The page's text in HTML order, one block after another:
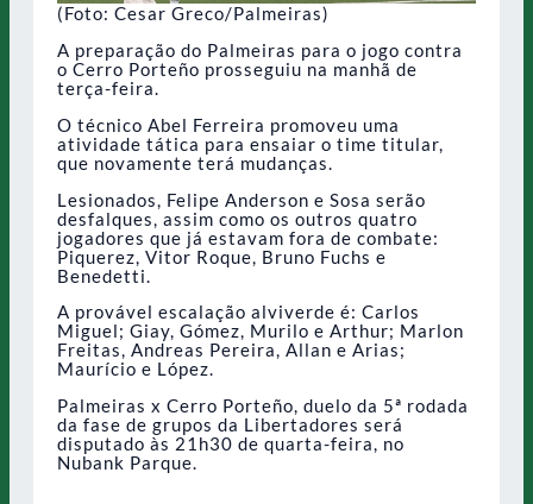
(Foto: Cesar Greco/Palmeiras)
A preparação do Palmeiras para o jogo contra
o Cerro Porteño prosseguiu na manhã de
terça-feira.
O técnico Abel Ferreira promoveu uma
atividade tática para ensaiar o time titular,
que novamente terá mudanças.
Lesionados, Felipe Anderson e Sosa serão
desfalques, assim como os outros quatro
jogadores que já estavam fora de combate:
Piquerez, Vitor Roque, Bruno Fuchs e
Benedetti.
A provável escalação alviverde é: Carlos
Miguel; Giay, Gómez, Murilo e Arthur; Marlon
Freitas, Andreas Pereira, Allan e Arias;
Maurício e López.
Palmeiras x Cerro Porteño, duelo da 5ª rodada
da fase de grupos da Libertadores será
disputado às 21h30 de quarta-feira, no
Nubank Parque.